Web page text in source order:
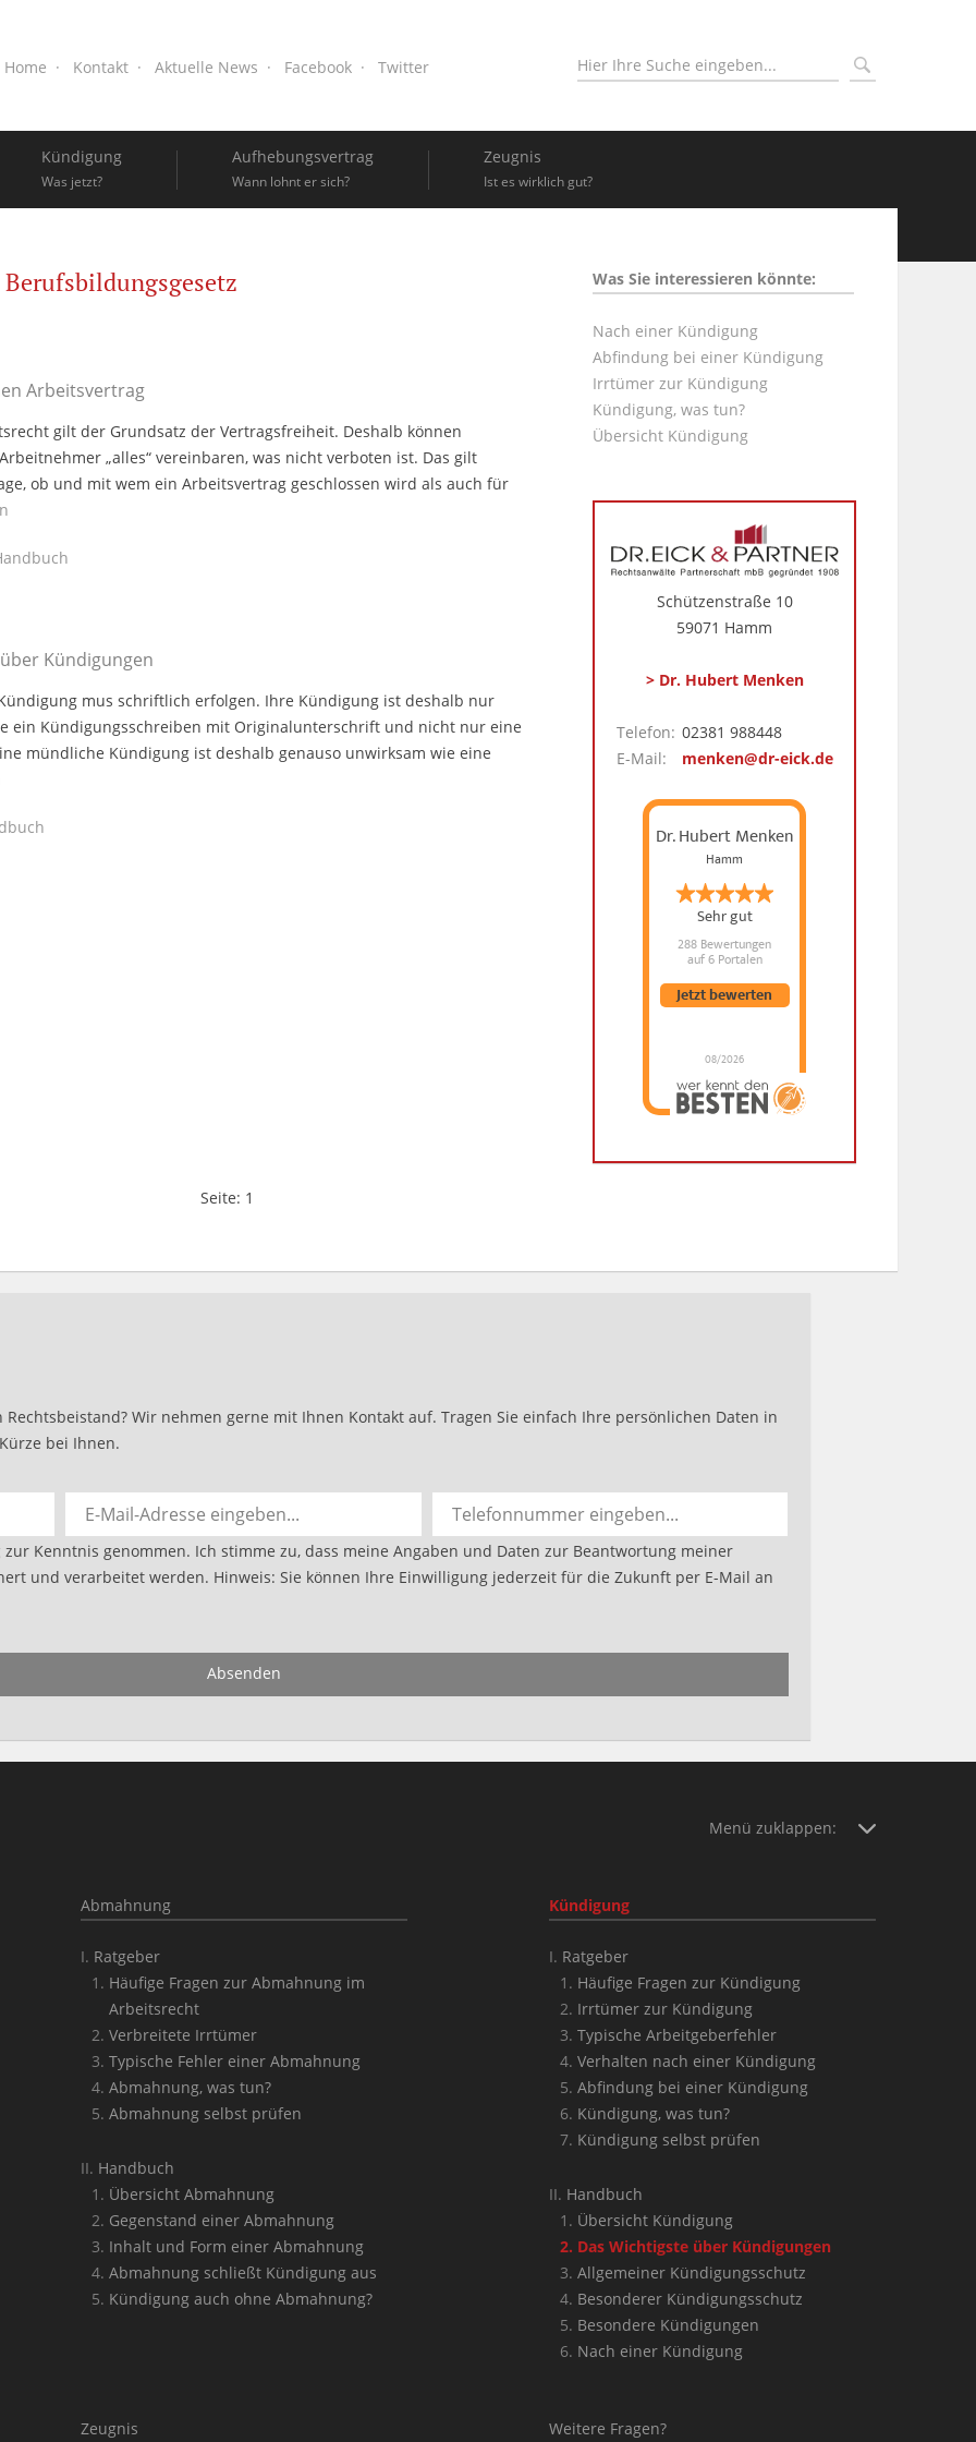
Home Kontakt Aktuelle News Facebook Twitter
Kündigung
Was jetzt?
Aufhebungsvertrag
Wann lohnt er sich?
Zeugnis
Ist es wirklich gut?
Berufsbildungsgesetz
Arbeitsvertrag
gilt der Grundsatz der Vertragsfreiheit. Deshalb können
„alles“ vereinbaren, was nicht verboten ist. Das gilt
ob und mit wem ein Arbeitsvertrag geschlossen wird als auch für
Kündigungen
mus schriftlich erfolgen. Ihre Kündigung ist deshalb nur
ein Kündigungsschreiben mit Originalunterschrift und nicht nur eine
mündliche Kündigung ist deshalb genauso unwirksam wie eine
Was Sie interessieren könnte:
Nach einer Kündigung
Abfindung bei einer Kündigung
Irrtümer zur Kündigung
Kündigung, was tun?
Übersicht Kündigung
Schützenstraße 10
59071 Hamm
> Dr. Hubert Menken
Telefon: 02381 988448
E-Mail:
menken@dr-eick.de
Dr. Hubert Menken
Hamm
Sehr gut
288 Bewertungen
auf 6 Portalen
08/2026
Jetzt bewerten
Dr. Hubert Menken
hat4.88 von5
MenkenBewertungen
Seite: 1
Wir nehmen gerne mit Ihnen Kontakt auf. Tragen Sie einfach Ihre persönlichen Daten in
bei Ihnen.
zur Kenntnis genommen. Ich stimme zu, dass meine Angaben und Daten zur Beantwortung meiner
und verarbeitet werden. Hinweis: Sie können Ihre Einwilligung jederzeit für die Zukunft per E-Mail an
Absenden
Menü zuklappen:
Abmahnung
Ratgeber
Häufige Fragen zur Abmahnung im
Arbeitsrecht
Verbreitete Irrtümer
Typische Fehler einer Abmahnung
Abmahnung, was tun?
Abmahnung selbst prüfen
Handbuch
Übersicht Abmahnung
Gegenstand einer Abmahnung
Inhalt und Form einer Abmahnung
Abmahnung schließt Kündigung aus
Kündigung auch ohne Abmahnung?
Kündigung
Ratgeber
Häufige Fragen zur Kündigung
Irrtümer zur Kündigung
Typische Arbeitgeberfehler
Verhalten nach einer Kündigung
Abfindung bei einer Kündigung
Kündigung, was tun?
Kündigung selbst prüfen
Handbuch
Übersicht Kündigung
Das Wichtigste über Kündigungen
Allgemeiner Kündigungsschutz
Besonderer Kündigungsschutz
Besondere Kündigungen
Nach einer Kündigung
Zeugnis Weitere Fragen?